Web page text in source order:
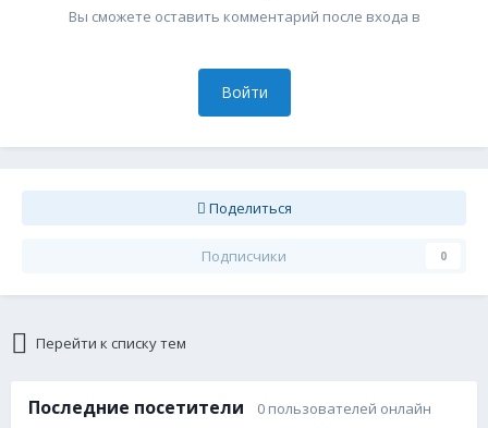
Вы сможете оставить комментарий после входа в
Войти
Поделиться
Подписчики 0
Перейти к списку тем
Последние посетители 0 пользователей онлайн